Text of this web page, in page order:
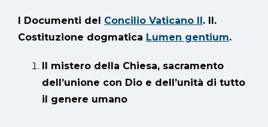
I Documenti del Concilio Vaticano II. II.
Costituzione dogmatica Lumen gentium.
Il mistero della Chiesa, sacramento
dell’unione con Dio e dell’unità di tutto
il genere umano